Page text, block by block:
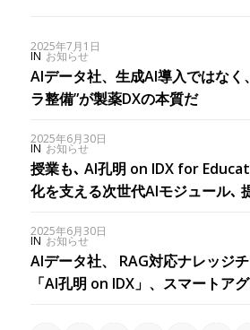
2025年7月1日
IN お知らせ
AIデータ社、生成AI導入ではなく
ラ整備”が製薬DXの本質だ
2025年6月30日
IN お知らせ
授業も､ AI孔明 on IDX for
化を支える次世代AIモジュール､
2025年6月30日
IN お知らせ
AIデータ社、 RAG対応ナレッジ
「AI孔明 on IDX」、スマートア